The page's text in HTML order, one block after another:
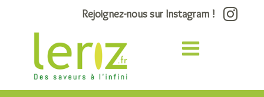
Rejoignez-nous sur Instagram !